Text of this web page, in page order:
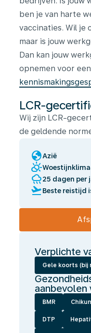
ben je van harte
vaccinaties. Wil je
maar is jouw
Dan kan jouw
opnemen voor
LCR-
Wij zijn LCR-
de geldende
globeAzië
partly_cloudy_day
rainy25 dagen per
flight_takeoffBeste reistijd
Verplichte
Gele koorts (bij
aanbevolen
BMR
DTP